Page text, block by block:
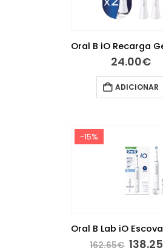
24.00€
ADICIONAR
-15%
162.65€ 138.25